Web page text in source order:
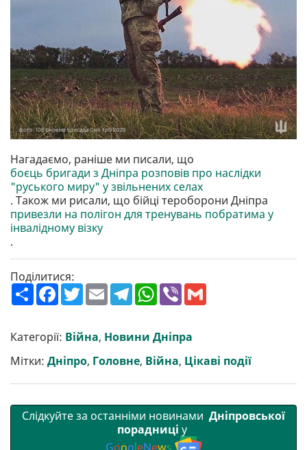
Нагадаємо, раніше ми писали, що
боєць бригади з Дніпра розповів про наслідки
"руського миру" у звільнених селах
. Також ми рисали, що бійці тероборони Дніпра
привезли на полігон для тренувань побратима у
інвалідному візку
.
Поділитися:
П
о
р
и
т
и
F
a
b
o
o
k
T
w
t
e
r
E
m
l
T
e
g
r
a
m
W
h
s
A
p
p
V
r
Категорії: Війна, Новини Дніпра
Мітки: Дніпро, Головне, Війна, Цікаві події
Слідкуйте за останніми новинами Дніпровської
порадниці у